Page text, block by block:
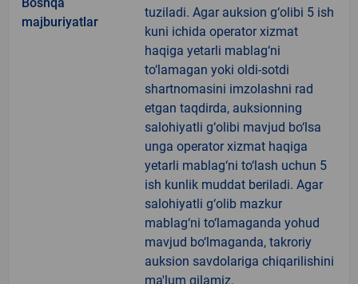
majburiyatlar
tuziladi. Agar auksion g‘olibi 5 ish
kuni ichida operator xizmat
haqiga yetarli mablag‘ni
to‘lamagan yoki oldi-sotdi
shartnomasini imzolashni rad
etgan taqdirda, auksionning
salohiyatli g‘olibi mavjud bo‘lsa
unga operator xizmat haqiga
yetarli mablag‘ni to‘lash uchun 5
ish kunlik muddat beriladi. Agar
salohiyatli g‘olib mazkur
mablag‘ni to‘lamaganda yohud
mavjud bo‘lmaganda, takroriy
auksion savdolariga chiqarilishini
ma'lum qilamiz.